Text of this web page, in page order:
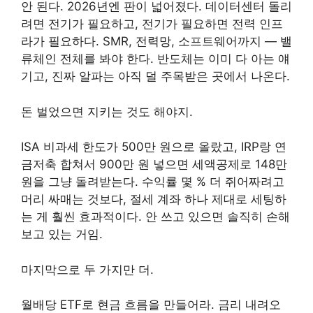
안 된다. 2026년엔 판이 넓어졌다. 데이터센터 돌리
려면 전기가 필요하고, 전기가 필요하면 전력 인프
라가 필요하다. SMR, 전력망, 소프트웨어까지 — 밸
류체인 전체를 봐야 한다. 반도체는 이미 다 아는 얘
기고, 진짜 알파는 아직 덜 주목받은 곳에서 나온다.
돈 벌었으면 지키는 것도 해야지.
ISA 비과세 한도가 500만 원으로 올랐고, IRP랑 연
금저축 합쳐서 900만 원 넣으면 세액공제로 148만
원을 그냥 돌려받는다. 수익률 몇 % 더 쥐어짜려고
머리 싸매는 것보다, 절세 계좌 하나 제대로 세팅하
는 게 훨씬 효과적이다. 안 쓰고 있으면 솔직히 손해
보고 있는 거임.
마지막으로 두 가지만 더.
월배당 ETF로 현금 흐름을 만들어라. 금리 내려오